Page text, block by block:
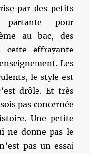
par des petits
partante pour
au bac, des
cette effrayante
Les
le style est
drôle. Et très
pas concernée
Une petite
ne donne pas le
pas un essai